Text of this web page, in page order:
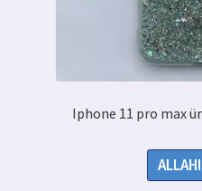
Iphone 11 pro max